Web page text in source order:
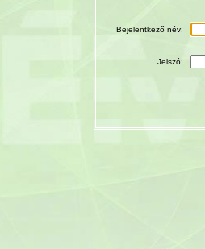
Bejelentkező név:
Jelszó: